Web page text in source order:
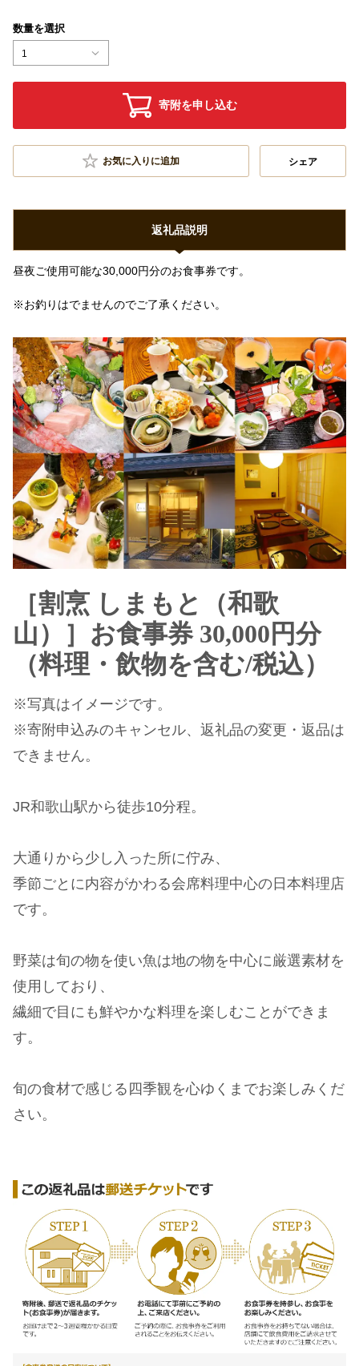
数量を選択
1
寄附を申し込む
お気に入りに追加 シェア
返礼品説明
昼夜ご使用可能な30,000円分のお食事券です。
※お釣りはでませんのでご了承ください。
［割烹 しまもと（和歌
山）］お食事券 30,000円分
（料理・飲物を含む/税込）
※写真はイメージです。
※寄附申込みのキャンセル、返礼品の変更・返品は
できません。
JR和歌山駅から徒歩10分程。
大通りから少し入った所に佇み、
季節ごとに内容がかわる会席料理中心の日本料理店
です。
野菜は旬の物を使い魚は地の物を中心に厳選素材を
使用しており、
繊細で目にも鮮やかな料理を楽しむことができま
す。
旬の食材で感じる四季観を心ゆくまでお楽しみくだ
さい。